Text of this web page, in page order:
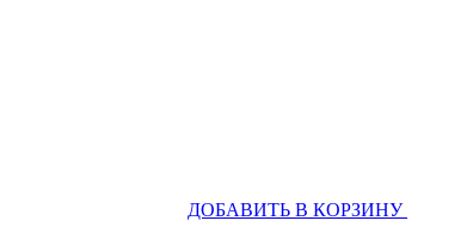
ДОБАВИТЬ В КОРЗИНУ